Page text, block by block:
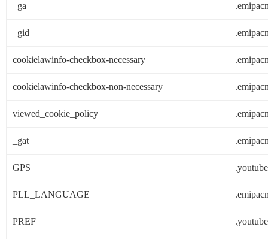
_ga
_gid
cookielawinfo-checkbox-necessary
cookielawinfo-checkbox-non-necessary
viewed_cookie_policy
_gat
GPS
PLL_LANGUAGE
PREF